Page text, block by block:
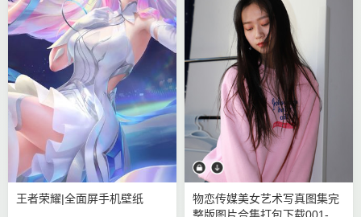
王者荣耀|全面屏手机壁纸
物恋传媒美女艺术写真图集完
整版图片合集打包下载001-10